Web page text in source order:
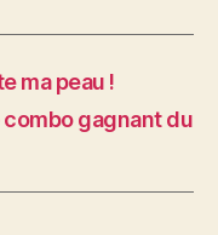
ma peau !
combo gagnant du